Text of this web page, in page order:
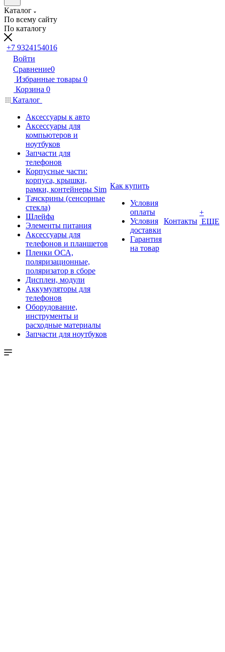
Каталог
По всему сайту
По каталогу
+7 9324154016
Войти
Сравнение0
Избранные товары 0
Корзина 0
Каталог
Аксессуары к авто
Аксессуары для
компьютеров и
ноутбуков
Запчасти для
телефонов
Корпусные части:
корпуса, крышки,
рамки, контейнеры Sim
Тачскрины (сенсорные
стекла)
Шлейфа
Элементы питания
Аксессуары для
телефонов и планшетов
Пленки ОСА,
поляризационные,
поляризатор в сборе
Дисплеи, модули
Аккумуляторы для
телефонов
Оборудование,
инструменты и
расходные материалы
Запчасти для ноутбуков
Как купить
Условия
оплаты
Условия
доставки
Гарантия
на товар
Контакты
+
ЕЩЕ